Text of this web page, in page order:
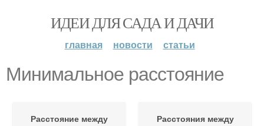
ИДЕИ ДЛЯ САДА И ДАЧИ
главная новости статьи
Минимальное расстояние
Расстояние между
Расстояния между